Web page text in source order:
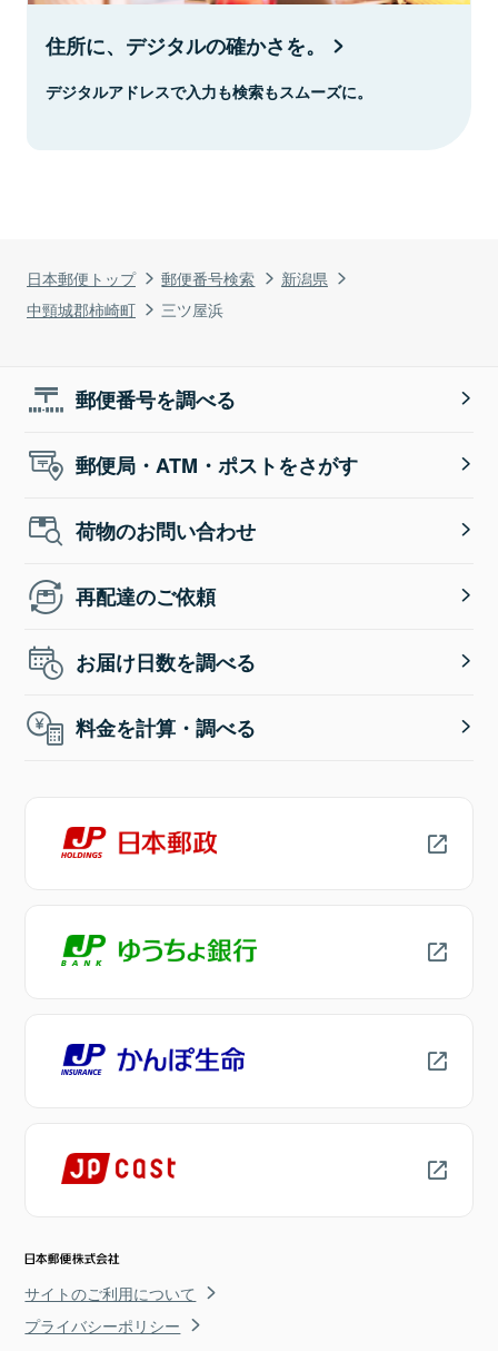
日本郵便トップ 郵便番号検索
新潟県
中頸城郡柿崎町
三ツ屋浜
住所に、デジタルの確かさを。
デジタルアドレスで入力も検索もスムーズに。
郵便番号を調べる
郵便局・ATM・ポストをさがす
荷物のお問い合わせ
再配達のご依頼
お届け日数を調べる
料金を計算・調べる
サイトのご利用について
プライバシーポリシー